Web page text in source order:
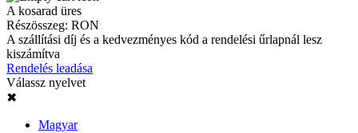
A kosarad üres
Részösszeg: RON
A szállítási díj és a kedvezményes kód a rendelési űrlapnál lesz
kiszámítva
Rendelés leadása
Válassz nyelvet
✖
Magyar